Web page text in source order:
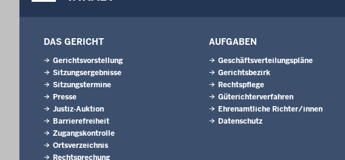
DAS GERICHT
Gerichtsvorstellung
Sitzungsergebnisse
Sitzungstermine
Presse
Justiz-Auktion
Barrierefreiheit
Zugangskontrolle
Ortsverzeichnis
Rechtsprechung
AUFGABEN
Geschäftsverteilungspläne
Gerichtsbezirk
Rechtspflege
Güterichterverfahren
Ehrenamtliche Richter/innen
Datenschutz